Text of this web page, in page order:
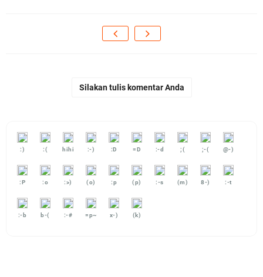
Silakan tulis komentar Anda
:) :( hihi :-) :D =D :-d ;( ;-( @-)
:P :o :>) (o) :p (p) :-s (m) 8-) :-t
:-b b-( :-# =p~ x-) (k)